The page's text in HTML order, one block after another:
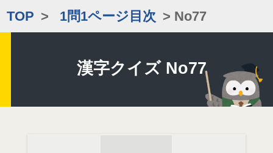
TOP > 1問1ページ目次 > No77
漢字クイズ No77